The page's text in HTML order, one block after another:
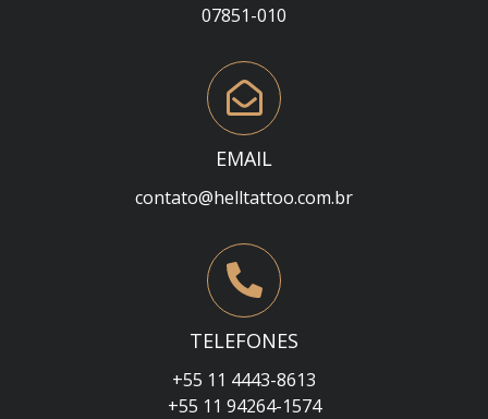
07851-010
EMAIL
contato@helltattoo.com.br
TELEFONES
+55 11 4443-8613
+55 11 94264-1574